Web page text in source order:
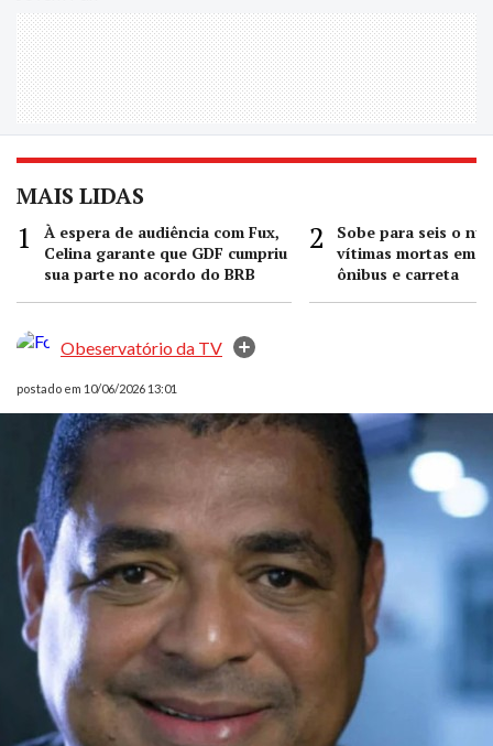
MAIS LIDAS
À espera de audiência com Fux,
Celina garante que GDF cumpriu
sua parte no acordo do BRB
Sobe para seis o
vítimas mortas em
ônibus e carreta
Obeservatório da TV
postado em 10/06/2026 13:01